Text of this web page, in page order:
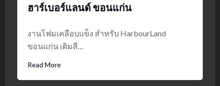
ฮาร์เบอร์แลนด์ ขอนแก่น
งานโฟมเคลือบแข็ง สำหรับ HarbourLand
ขอนแก่น เติมสี…
Read More